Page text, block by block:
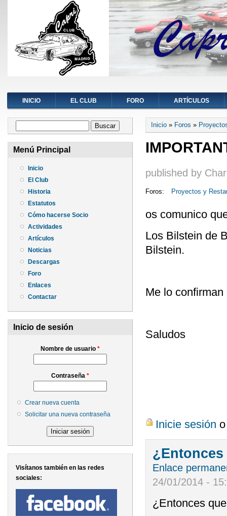
INICIO EL CLUB FORO ARTÍCULOS
Formulario de búsqueda
Menú Principal
Inicio
El Club
Historia
Estatutos
Cómo hacerse Socio
Actividades
Artículos
Noticias
Descargas
Foro
Enlaces
Contactar
Inicio de sesión
Nombre de usuario *
Contraseña *
Crear nueva cuenta
Solicitar una nueva contraseña
Visítanos también en las redes
sociales:
Se encuentra
Inicio » Foros »
published by
Foros: Proyectos y
os comunico
Los Bilstein de
Bilstein.
Me lo
Saludos
Inicie sesión
Enlace
24/01/2014 -
¿Entonces